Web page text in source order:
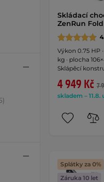
Skládací
ZenRun Fold
Výkon 0.75 HP
kg · plocha
Sklápěcí
4 949 Kč 7
skladem – 11.8.
Splátky za 0%
Záruka 10 let